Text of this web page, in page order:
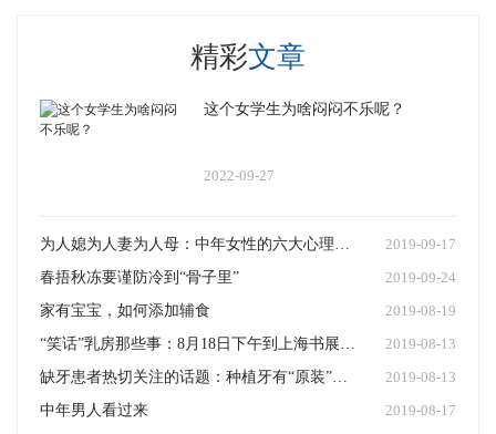
精彩文章
这个女学生为啥闷闷不乐呢？
2022-09-27
为人媳为人妻为人母：中年女性的六大心理危机
2019-09-17
春捂秋冻要谨防冷到“骨子里”
2019-09-24
家有宝宝，如何添加辅食
2019-08-19
“笑话”乳房那些事：8月18日下午到上海书展上与秦悦农主任面对面
2019-08-13
缺牙患者热切关注的话题：种植牙有“原装”牙那么好吗？
2019-08-13
中年男人看过来
2019-08-17